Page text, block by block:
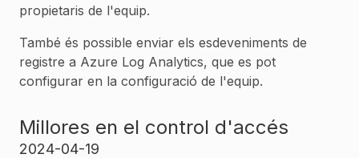
propietaris de l'equip.
També és possible enviar els esdeveniments de
registre a Azure Log Analytics, que es pot
configurar en la configuració de l'equip.
Millores en el control d'accés
2024-04-19